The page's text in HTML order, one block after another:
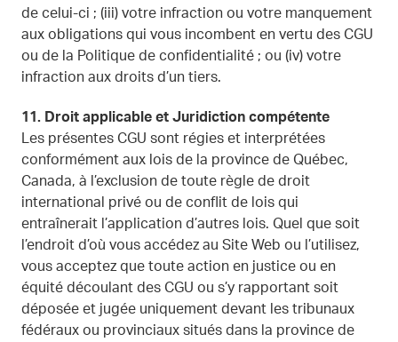
de celui-ci ; (iii) votre infraction ou votre manquement
aux obligations qui vous incombent en vertu des CGU
ou de la Politique de confidentialité ; ou (iv) votre
infraction aux droits d’un tiers.
11. Droit applicable et Juridiction compétente
Les présentes CGU sont régies et interprétées
conformément aux lois de la province de Québec,
Canada, à l’exclusion de toute règle de droit
international privé ou de conflit de lois qui
entraînerait l’application d’autres lois. Quel que soit
l’endroit d’où vous accédez au Site Web ou l’utilisez,
vous acceptez que toute action en justice ou en
équité découlant des CGU ou s’y rapportant soit
déposée et jugée uniquement devant les tribunaux
fédéraux ou provinciaux situés dans la province de